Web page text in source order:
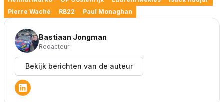
Pierre Waché
RB22 Paul Monaghan
Bastiaan Jongman
Redacteur
Bekijk berichten van de auteur